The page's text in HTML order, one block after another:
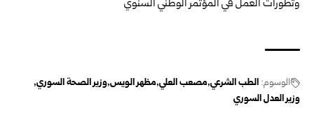
الوسوم: الطب الشرعي مصعب العلي مظهر الويس وزير الصحة السوري
وزير العدل السوري